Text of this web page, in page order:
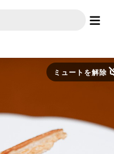
ミュートを解除